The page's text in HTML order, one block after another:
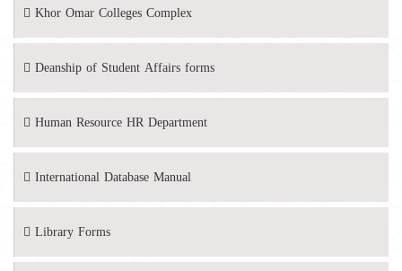
Khor Omar Colleges Complex
Deanship of Student Affairs forms
Human Resource HR Department
International Database Manual
Library Forms